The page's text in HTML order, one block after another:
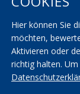
AGBs
Impressum|
Hier können Sie
möchten,
Aktivieren oder
richtig halten. Um